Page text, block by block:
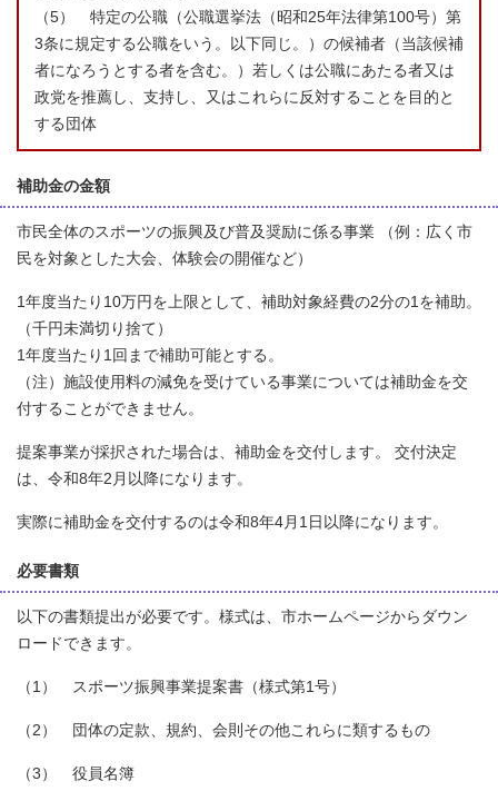
（5） 特定の公職（公職選挙法（昭和25年法律第100号）第
3条に規定する公職をいう。以下同じ。）の候補者（当該候補
者になろうとする者を含む。）若しくは公職にあたる者又は
政党を推薦し、支持し、又はこれらに反対することを目的と
する団体
補助金の金額
市民全体のスポーツの振興及び普及奨励に係る事業 （例：広く市
民を対象とした大会、体験会の開催など）
1年度当たり10万円を上限として、補助対象経費の2分の1を補助。
（千円未満切り捨て）
1年度当たり1回まで補助可能とする。
（注）施設使用料の減免を受けている事業については補助金を交
付することができません。
提案事業が採択された場合は、補助金を交付します。 交付決定
は、令和8年2月以降になります。
実際に補助金を交付するのは令和8年4月1日以降になります。
必要書類
以下の書類提出が必要です。様式は、市ホームページからダウン
ロードできます。
（1） スポーツ振興事業提案書（様式第1号）
（2） 団体の定款、規約、会則その他これらに類するもの
（3） 役員名簿